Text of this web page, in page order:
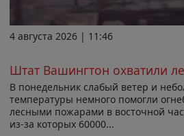
4 августа 2026 | 11:46
Штат Вашингтон охватили
В понедельник слабый ветер и
температуры немного помогли
лесными пожарами в восточной
из-за которых 60000...